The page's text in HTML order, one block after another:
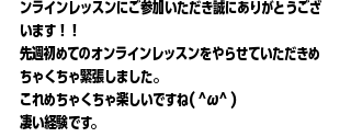
ンラインレッスンにご参加いただき誠にありがとうござ
います！！
先週初めてのオンラインレッスンをやらせていただきめ
ちゃくちゃ緊張しました。
これめちゃくちゃ楽しいですね( ^ω^ )
凄い経験です。